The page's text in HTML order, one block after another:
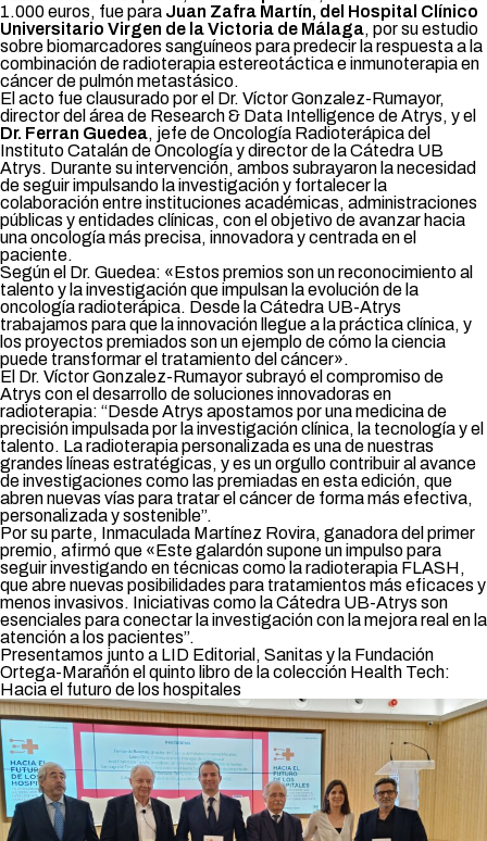
1.000 euros, fue para Juan Zafra Martín, del Hospital Clínico
Universitario Virgen de la Victoria de Málaga, por su estudio
sobre biomarcadores sanguíneos para predecir la respuesta a la
combinación de radioterapia estereotáctica e inmunoterapia en
cáncer de pulmón metastásico.
El acto fue clausurado por el Dr. Víctor Gonzalez-Rumayor,
director del área de Research & Data Intelligence de Atrys, y el
Dr. Ferran Guedea, jefe de Oncología Radioterápica del
Instituto Catalán de Oncología y director de la Cátedra UB
Atrys. Durante su intervención, ambos subrayaron la necesidad
de seguir impulsando la investigación y fortalecer la
colaboración entre instituciones académicas, administraciones
públicas y entidades clínicas, con el objetivo de avanzar hacia
una oncología más precisa, innovadora y centrada en el
paciente.
Según el Dr. Guedea: «Estos premios son un reconocimiento al
talento y la investigación que impulsan la evolución de la
oncología radioterápica. Desde la Cátedra UB-Atrys
trabajamos para que la innovación llegue a la práctica clínica, y
los proyectos premiados son un ejemplo de cómo la ciencia
puede transformar el tratamiento del cáncer».
El Dr. Víctor Gonzalez-Rumayor subrayó el compromiso de
Atrys con el desarrollo de soluciones innovadoras en
radioterapia: “Desde Atrys apostamos por una medicina de
precisión impulsada por la investigación clínica, la tecnología y el
talento. La radioterapia personalizada es una de nuestras
grandes líneas estratégicas, y es un orgullo contribuir al avance
de investigaciones como las premiadas en esta edición, que
abren nuevas vías para tratar el cáncer de forma más efectiva,
personalizada y sostenible”.
Por su parte, Inmaculada Martínez Rovira, ganadora del primer
premio, afirmó que «Este galardón supone un impulso para
seguir investigando en técnicas como la radioterapia FLASH,
que abre nuevas posibilidades para tratamientos más eficaces y
menos invasivos. Iniciativas como la Cátedra UB-Atrys son
esenciales para conectar la investigación con la mejora real en la
atención a los pacientes”.
Presentamos junto a LID Editorial, Sanitas y la Fundación
Ortega-Marañón el quinto libro de la colección Health Tech:
Hacia el futuro de los hospitales